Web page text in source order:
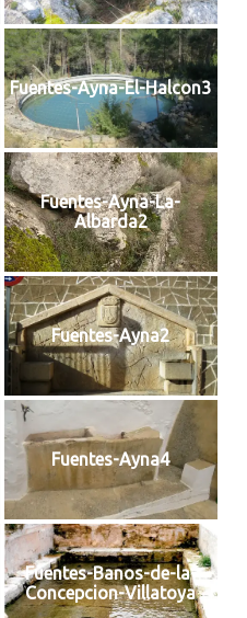
Fuentes-Ayna-El-Halcon3
Fuentes-Ayna-La-
Albarda2
Fuentes-Ayna2
Fuentes-Ayna4
Fuentes-Banos-de-la-
Concepcion-Villatoya